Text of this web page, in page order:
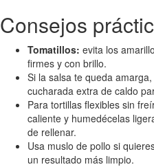
Consejos
Tomatillos: evita los
firmes y con brillo.
Si la salsa te queda
cucharada extra de caldo
Para tortillas flexibles sin
caliente y humedécelas
de rellenar.
Usa muslo de pollo si
un resultado más limpio.